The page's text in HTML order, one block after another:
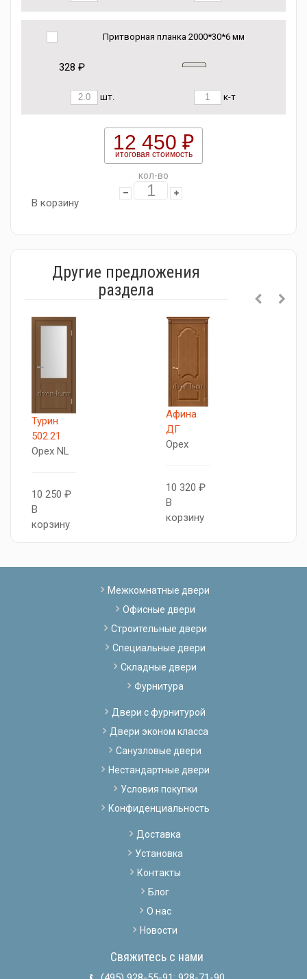
Притворная планка 2000*30*6 мм
328 ₽
шт. к-т
12 450 ₽
итоговая стоимость
кол-во
В корзину
Другие предложения
раздела
Турин
502.21
Орех NL
10 250 ₽
В
корзину
Афина
ДГ
Орех
10 320 ₽
В
корзину
Межкомнатные двери
Офисные двери
Строительные двери
Специальные двери
Складные двери
Фурнитура
Двери с фурнитурой
Двери эконом класса
Санузловые двери
Нестандартные двери
Условия покупки
Конфиденциальность
Доставка
Установка
Контакты
Блог
О нас
Новости
Свяжитесь с нами